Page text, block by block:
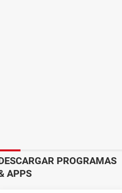
logo
y la transparencia. ¡Listo!
PROGRAMAS
APPS